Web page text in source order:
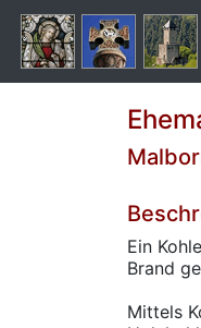
Ein
Brand
Mittels